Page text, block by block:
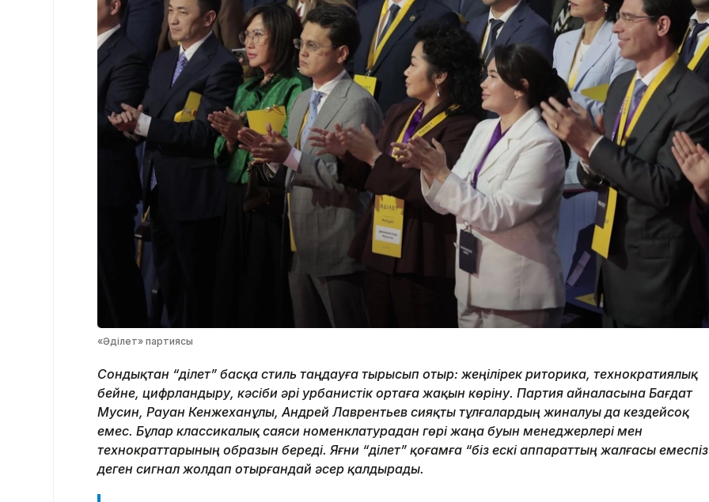
«Әділет» партиясы
Сондықтан “Әділет” басқа стиль таңдауға тырысып отыр: жеңілірек риторика, технократиялық
бейне, цифрландыру, кәсіби әрі урбанистік ортаға жақын көріну. Партия айналасына Бағдат
Мусин, Рауан Кенжеханұлы, Андрей Лаврентьев сияқты тұлғалардың жиналуы да кездейсоқ
емес. Бұлар классикалық саяси номенклатурадан гөрі жаңа буын менеджерлері мен
технократтарының образын береді. Яғни “Әділет” қоғамға “біз ескі аппараттың жалғасы
деген сигнал жолдап отырғандай әсер қалдырады.